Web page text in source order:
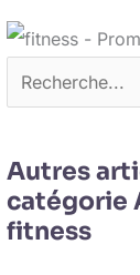
r
c
r
Autres
catégorie
fitness